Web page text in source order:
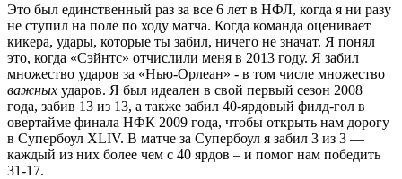
Это был единственный раз за все 6 лет в НФЛ, когда я ни разу
не ступил на поле по ходу матча. Когда команда оценивает
кикера, удары, которые ты забил, ничего не значат. Я понял
это, когда «Сэйнтс» отчислили меня в 2013 году. Я забил
множество ударов за «Нью-Орлеан» ‑ в том числе множество
важных ударов. Я был идеален в свой первый сезон 2008
года, забив 13 из 13, а также забил 40-ярдовый филд-гол в
овертайме финала НФК 2009 года, чтобы открыть нам дорогу
в Супербоул XLIV. В матче за Супербоул я забил 3 из 3 —
каждый из них более чем с 40 ярдов – и помог нам победить
31-17.